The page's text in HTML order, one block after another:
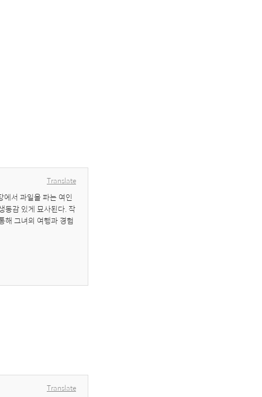
Translate
에서 과일을 파는 여인
동감 있게 묘사된다. 작
해 그녀의 여행과 경험
Translate